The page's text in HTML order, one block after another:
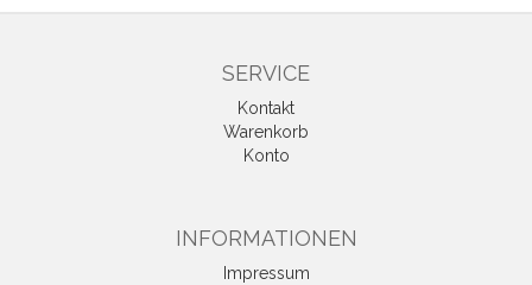
SERVICE
Kontakt
Warenkorb
Konto
INFORMATIONEN
Impressum